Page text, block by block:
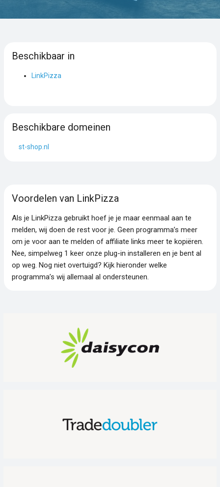
Beschikbaar in
LinkPizza
Beschikbare domeinen
st-shop.nl
Voordelen van LinkPizza
Als je LinkPizza gebruikt hoef je je maar eenmaal aan te
melden, wij doen de rest voor je. Geen programma’s meer
om je voor aan te melden of affiliate links meer te kopiëren.
Nee, simpelweg 1 keer onze plug-in installeren en je bent al
op weg. Nog niet overtuigd? Kijk hieronder welke
programma’s wij allemaal al ondersteunen.